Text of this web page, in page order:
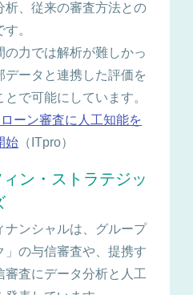
析、従来の審査方法との
。
の力では解析が難しかっ
データと連携した評価を
で可能にしています。
ーン審査に人工知能を
始 （ITpro）
ン・ストラテジッ
ナンシャルは、グループ
」の与信審査や、提携す
審査にデータ分析と人工